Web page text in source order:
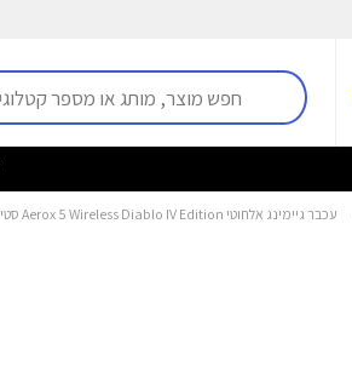
עכבר גיימינג אלחוטי Aerox 5 Wireless Diablo IV Edition סטילסיריז - SteelSeries